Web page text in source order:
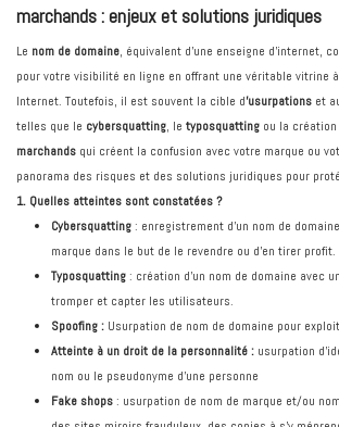
marchands : enjeux et solutions juridiques
Le nom de domaine, équivalent d’une enseigne d’internet,
pour votre visibilité en ligne en offrant une véritable vitrine
Internet. Toutefois, il est souvent la cible d’usurpations et
telles que le cybersquatting, le typosquatting ou la création
marchands qui créent la confusion avec votre marque ou
panorama des risques et des solutions juridiques pour
1. Quelles atteintes sont constatées ?
Cybersquatting: enregistrement d'un nom de
marque dans le but de le revendre ou d'en tirer profit.
Typosquatting: création d'un nom de domaine avec
tromper et capter les utilisateurs.
Spoofing : Usurpation de nom de domaine pour
Atteinte à un droit de la personnalité : usurpation
nom ou le pseudonyme d’une personne
Fake shops: usurpation de nom de marque et/ou